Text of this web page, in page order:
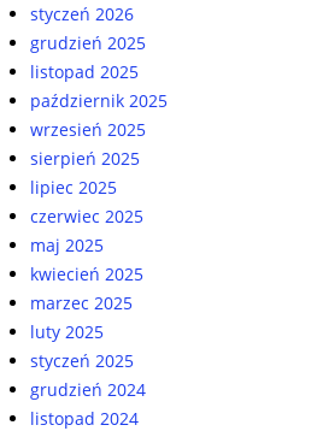
styczeń 2026
grudzień 2025
listopad 2025
październik 2025
wrzesień 2025
sierpień 2025
lipiec 2025
czerwiec 2025
maj 2025
kwiecień 2025
marzec 2025
luty 2025
styczeń 2025
grudzień 2024
listopad 2024